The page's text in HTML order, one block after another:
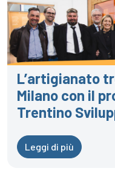
L’artigianato
Milano con il
Trentino
Leggi di più